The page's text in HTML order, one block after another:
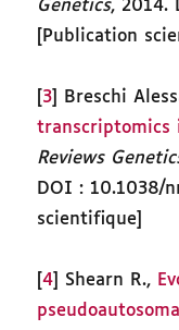
Genetics, 2014.
[Publication
3 ] Breschi
transcriptomics
Reviews
DOI : 10.1038/
scientifique]
[4 ] Shearn R.,